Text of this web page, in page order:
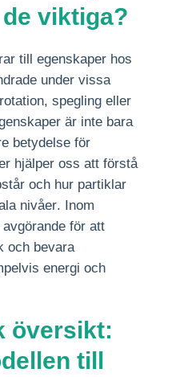
viktiga?
till egenskaper hos
under vissa
spegling eller
är inte bara
betydelse för
hjälper oss att förstå
och hur partiklar
nivåer. Inom
för att
och bevara
energi och
översikt:
till